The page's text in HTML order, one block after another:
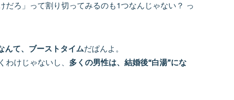
だろ」って割り切ってみるのも1つなんじゃない？ っ
んて、ブーストタイムだぱんよ。
けじゃないし、 多くの男性は、結婚後“白湯”にな